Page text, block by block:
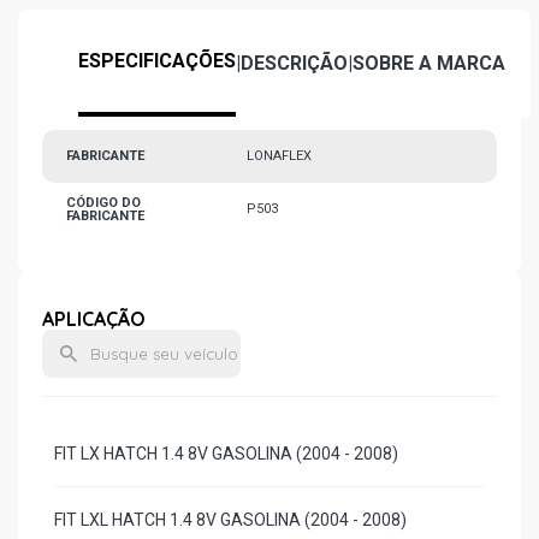
ESPECIFICAÇÕES|DESCRIÇÃO|SOBRE A MARCA
FABRICANTE LONAFLEX
CÓDIGO DO
FABRICANTE
P503
APLICAÇÃO
FIT LX HATCH 1.4 8V GASOLINA (2004 - 2008)
FIT LXL HATCH 1.4 8V GASOLINA (2004 - 2008)